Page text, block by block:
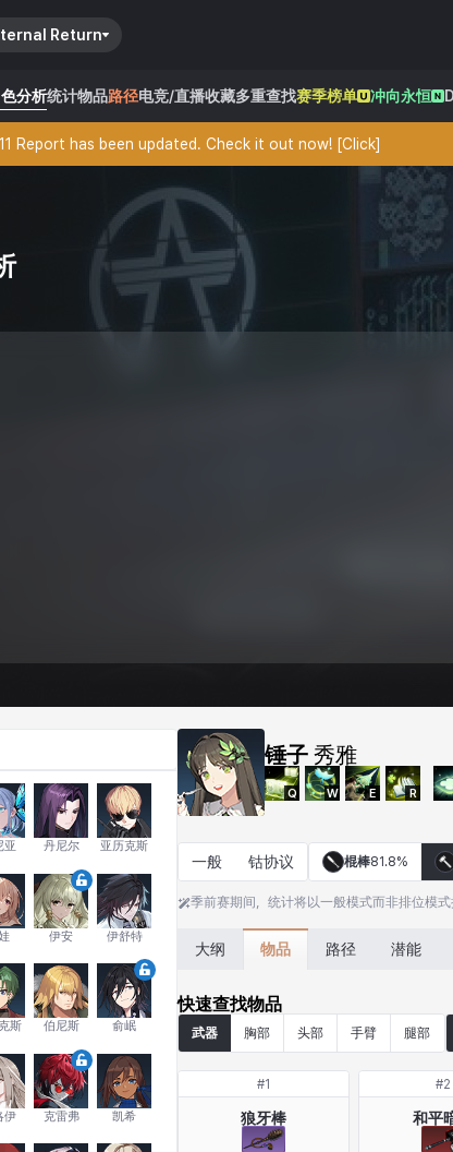
Return
分析统计物品路径电竞/直播收藏多重查找赛季榜单 冲向永恒
Report has been updated. Check it out now! [Click]
亚 丹尼尔 亚历克斯
伊安 伊舒特
斯 伯尼斯 俞岷
伊 克雷弗 凯希
锤子 秀雅
Q W E R
一般 钴协议 棍棒81.8%
季前赛期间，统计将以一般模式而非排位模式
大纲 物品 路径 潜能
快速查找物品
武器 胸部 头部 手臂 腿部
#1
狼牙棒
#2
和平